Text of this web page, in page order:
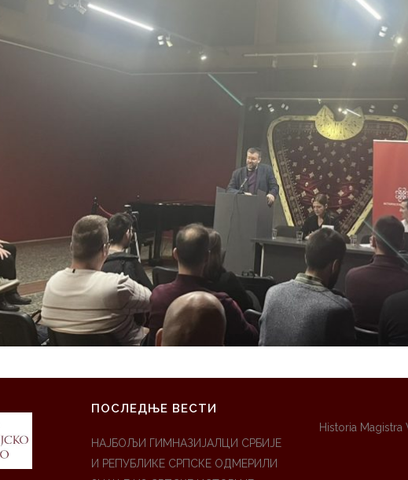
ПОСЛЕДЊЕ ВЕСТИ
НАЈБОЉИ ГИМНАЗИЈАЛЦИ СРБИЈЕ
И РЕПУБЛИКЕ СРПСКЕ ОДМЕРИЛИ
Historia Magistra